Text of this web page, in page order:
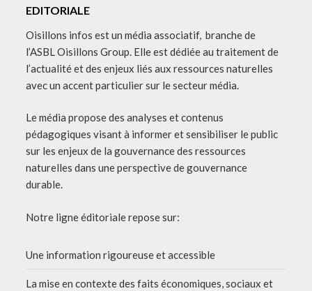
EDITORIALE
Oisillons infos est un média associatif, branche de
l’ASBL Oisillons Group. Elle est dédiée au traitement de
l’actualité et des enjeux liés aux ressources naturelles
avec un accent particulier sur le secteur média.
Le média propose des analyses et contenus
pédagogiques visant à informer et sensibiliser le public
sur les enjeux de la gouvernance des ressources
naturelles dans une perspective de gouvernance
durable.
Notre ligne éditoriale repose sur:
Une information rigoureuse et accessible
La mise en contexte des faits économiques, sociaux et